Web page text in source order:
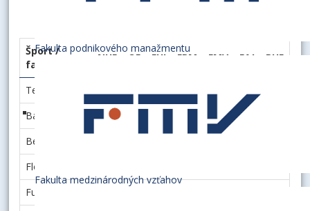
Fakulta podnikového manažmentu
Fakulta medzinárodných vzťahov
Šport /
fakulta
NHF OF FHI FPM FMV FAJ PHF
Tenis
Basketbal
0
Bedminton
Florbal
Futbal